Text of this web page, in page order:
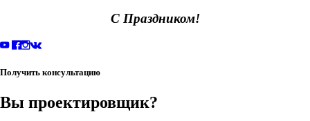
С Праздником!
Получить консультацию
Вы проектировщик?